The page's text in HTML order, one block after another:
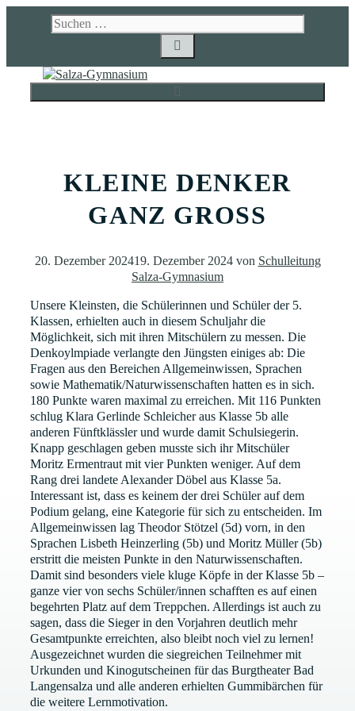
Suchen
nach:
KLEINE DENKER
GANZ GROSS
20. Dezember 202419. Dezember 2024 von Schulleitung
Salza-Gymnasium
Unsere Kleinsten, die Schülerinnen und Schüler der 5.
Klassen, erhielten auch in diesem Schuljahr die
Möglichkeit, sich mit ihren Mitschülern zu messen. Die
Denkoylmpiade verlangte den Jüngsten einiges ab: Die
Fragen aus den Bereichen Allgemeinwissen, Sprachen
sowie Mathematik/Naturwissenschaften hatten es in sich.
180 Punkte waren maximal zu erreichen. Mit 116 Punkten
schlug Klara Gerlinde Schleicher aus Klasse 5b alle
anderen Fünftklässler und wurde damit Schulsiegerin.
Knapp geschlagen geben musste sich ihr Mitschüler
Moritz Ermentraut mit vier Punkten weniger. Auf dem
Rang drei landete Alexander Döbel aus Klasse 5a.
Interessant ist, dass es keinem der drei Schüler auf dem
Podium gelang, eine Kategorie für sich zu entscheiden. Im
Allgemeinwissen lag Theodor Stötzel (5d) vorn, in den
Sprachen Lisbeth Heinzerling (5b) und Moritz Müller (5b)
erstritt die meisten Punkte in den Naturwissenschaften.
Damit sind besonders viele kluge Köpfe in der Klasse 5b –
ganze vier von sechs Schüler/innen schafften es auf einen
begehrten Platz auf dem Treppchen. Allerdings ist auch zu
sagen, dass die Sieger in den Vorjahren deutlich mehr
Gesamtpunkte erreichten, also bleibt noch viel zu lernen!
Ausgezeichnet wurden die siegreichen Teilnehmer mit
Urkunden und Kinogutscheinen für das Burgtheater Bad
Langensalza und alle anderen erhielten Gummibärchen für
die weitere Lernmotivation.